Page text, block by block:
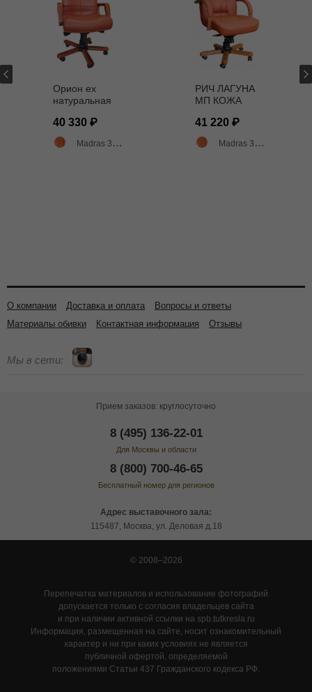
Орион ех
натуральная
3007
40 330
Madras 3007 оранжевый матовый
РИЧ ЛАГУНА
МП КОЖА
41 220
Madras 3007 оранжевый матовый
О компании Доставка и оплата
Вопросы и ответы
Материалы обивки
Контактная информация Отзывы
Мы в сети:
Прием заказов: круглосуточно
8 (495) 136-22-01
Для Москвы и области
8 (800) 700-46-65
Бесплатный номер для регионов
Адрес выставочного зала:
115487, Москва, ул. Деловая д.18
© 2008–2026
Перепечатка материалов и использование фотографий
допускается только с согласия владельцев сайта
и при наличии активной ссылки на spb.tutkresla.ru
Информация, размещенная на сайте, носит ознакомительный
характер и ни при каких условиях не является
публичной офертой, определяемой
положениями Статьи 437 Гражданского кодекса РФ.